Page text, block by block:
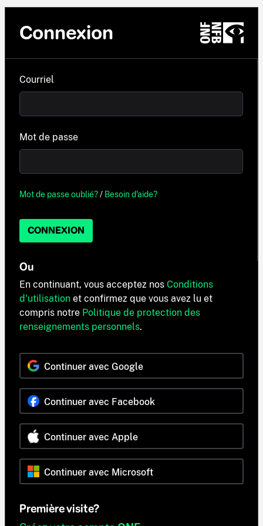
Connexion
Courriel
Mot de passe
Mot de passe oublié?/ Besoin d'aide?
CONNEXION
Ou
En continuant, vous acceptez nos Conditions
d'utilisation et confirmez que vous avez lu et
compris notre Politique de protection des
renseignements personnels.
Continuer avec Google
Continuer avec Facebook
Continuer avec Apple
Continuer avec Microsoft
Première visite?